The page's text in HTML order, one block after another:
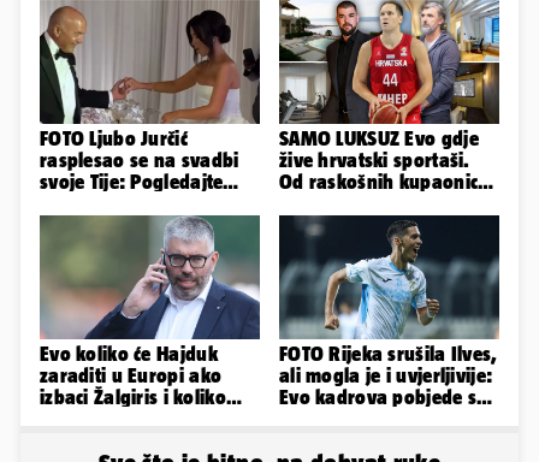
FOTO Ljubo Jurčić
rasplesao se na svadbi
svoje Tije: Pogledajte
vjenčanje...
SAMO LUKSUZ Evo gdje
žive hrvatski sportaši.
Od raskošnih kupaonica
Evo koliko će Hajduk
zaraditi u Europi ako
izbaci Žalgiris i koliko
FOTO Rijeka srušila Ilves,
ali mogla je i uvjerljivije:
Evo kadrova pobjede s